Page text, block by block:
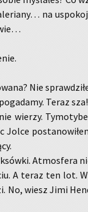
na
Nie
Teraz sza!
wie­rzy.
Jolce
At­mos­fe­ra
A teraz ten lot.
No, wiesz Jimi